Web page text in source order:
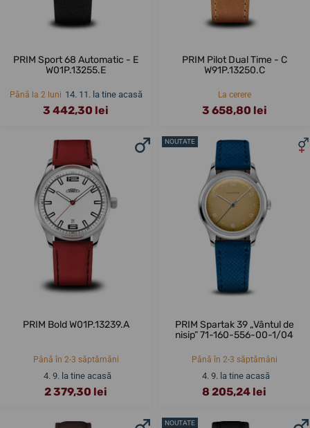
PRIM Sport 68 Automatic - E
W01P.13255.E
Până la 2 luni 14. 11. la tine acasă
3 442,30 lei
PRIM Pilot Dual Time - C
W91P.13250.C
La cerere
3 658,80 lei
PRIM Bold W01P.13239.A
Până în 2-3 săptămâni
4. 9. la tine acasă
2 379,30 lei
NOUTATE
PRIM Spartak 39 „Vântul de
nisip” 71-160-556-00-1/04
Până în 2-3 săptămâni
4. 9. la tine acasă
8 205,24 lei
NOUTATE